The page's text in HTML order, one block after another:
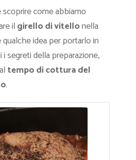
come abbiamo
il girello di vitellonella
qualche idea per portarlo in
segreti della preparazione,
tempo di cottura del
.